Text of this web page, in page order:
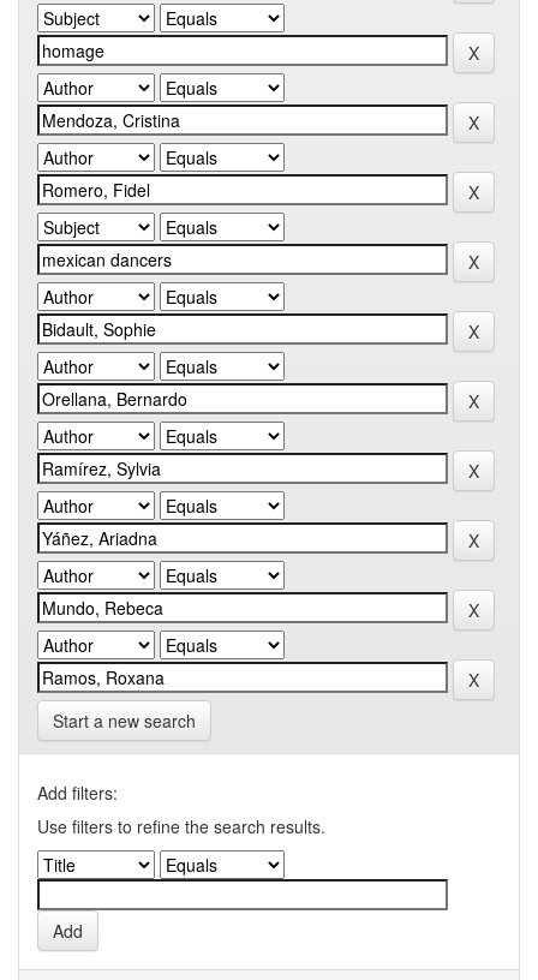
Start a new search
Add filters:
Use filters to refine the search results.